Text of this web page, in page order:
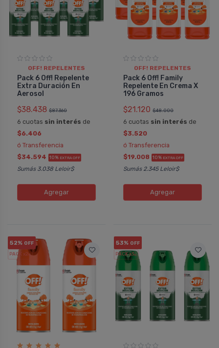
OFF! REPELENTES
Pack 6 Off! Repelente
Extra Duración En
Aerosol
$38.438 $87.360
6 cuotas sin interés de
$6.406
ó Transferencia
$34.594 10% EXTRA OFF
Sumás 3.038 Leloir$
Agregar
OFF! REPELENTES
Pack 6 Off! Family
Repelente En Crema X
196 Gramos
$21.120 $48.000
6 cuotas sin interés de
$3.520
ó Transferencia
$19.008 10% EXTRA OFF
Sumás 2.345 Leloir$
Agregar
52% OFF
PACK x2u.
53% OFF
PACK x3u.